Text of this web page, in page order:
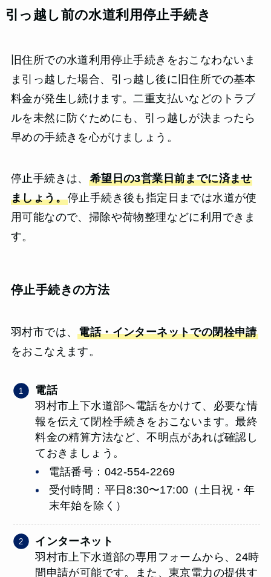
引っ越し前の水道利用停止手続き
旧住所での水道利用停止手続きをおこなわないま
ま引っ越した場合、引っ越し後に旧住所での基本
料金が発生し続けます。二重支払いなどのトラブ
ルを未然に防ぐためにも、引っ越しが決まったら
早めの手続きを心がけましょう。
停止手続きは、 希望日の3営業日前までに済ませ
ましょう。停止手続き後も指定日までは水道が使
用可能なので、掃除や荷物整理などに利用できま
す。
停止手続きの方法
羽村市では、電話・インターネットでの閉栓申請
をおこなえます。
電話
羽村市上下水道部へ電話をかけて、必要な情
報を伝えて閉栓手続きをおこないます。最終
料金の精算方法など、不明点があれば確認し
ておきましょう。
電話番号：042-554-2269
受付時間：平日8:30〜17:00（土日祝・年
末年始を除く）
インターネット
羽村市上下水道部の専用フォームから、24時
間申請が可能です。また、東京電力の提供す